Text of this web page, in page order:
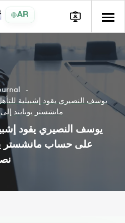
AR
يوسف النصيري يقود إشبيلية
مانشستر يونايتد
يوسف النصيري يقود
على حساب مانشستر